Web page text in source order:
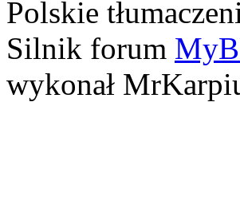
Polskie
Silnik forum
wykonał